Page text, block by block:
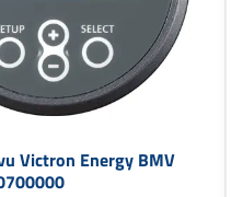
Victron Energy BMV